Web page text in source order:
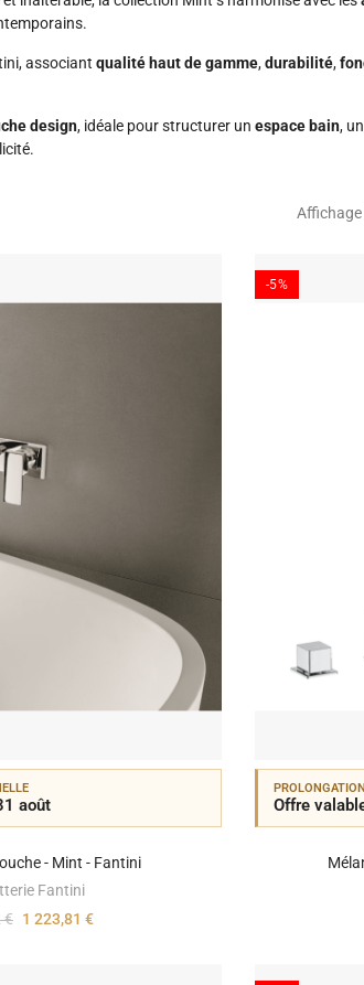
associant qualité haut de gamme,durabilité,
design, idéale pour structurer un espace bain,
août
- Mint - Fantini
Fantini
€ 1 223,81 €
-5%
Offre